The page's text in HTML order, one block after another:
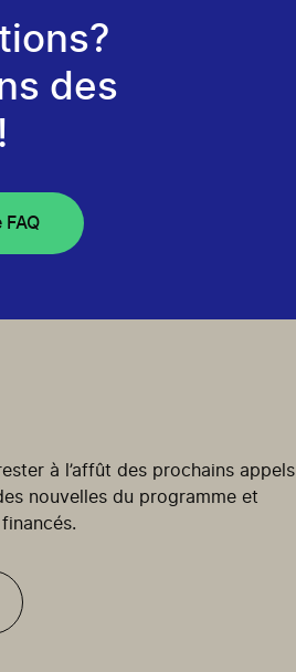
des
à l’affût des prochains appels
nouvelles du programme et